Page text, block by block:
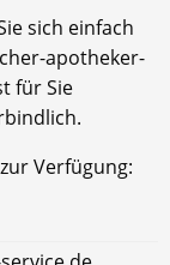
sich einfach
apotheker-
für Sie
Verfügung: